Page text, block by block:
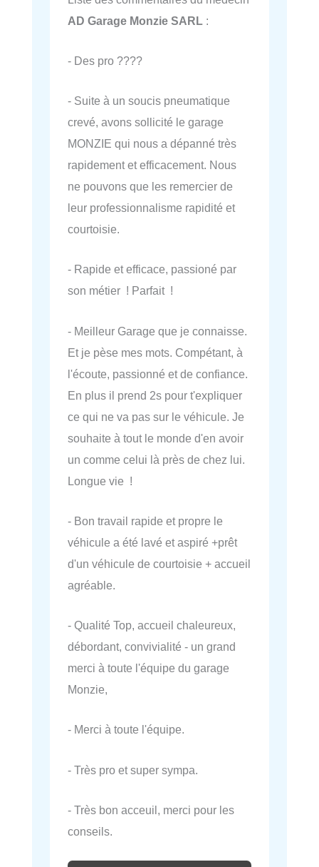
AD Garage Monzie SARL :
- Des pro ????
- Suite à un soucis pneumatique
crevé, avons sollicité le garage
MONZIE qui nous a dépanné très
rapidement et efficacement. Nous
ne pouvons que les remercier de
leur professionnalisme rapidité et
courtoisie.
- Rapide et efficace, passioné par
son métier ! Parfait !
- Meilleur Garage que je connaisse.
Et je pèse mes mots. Compétant, à
l'écoute, passionné et de confiance.
En plus il prend 2s pour t'expliquer
ce qui ne va pas sur le véhicule. Je
souhaite à tout le monde d'en avoir
un comme celui là près de chez lui.
Longue vie !
- Bon travail rapide et propre le
véhicule a été lavé et aspiré +prêt
d'un véhicule de courtoisie + accueil
agréable.
- Qualité Top, accueil chaleureux,
débordant, convivialité - un grand
merci à toute l'équipe du garage
Monzie,
- Merci à toute l'équipe.
- Très pro et super sympa.
- Très bon acceuil, merci pour les
conseils.